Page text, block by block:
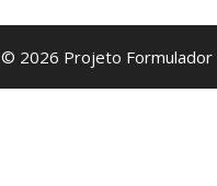
© 2026 Projeto Formulador